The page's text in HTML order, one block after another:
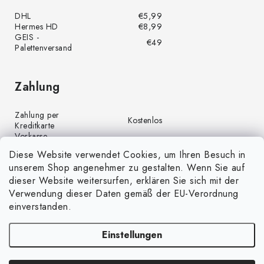
Diese Website verwendet Cookies, um Ihren Besuch in
unserem Shop angenehmer zu gestalten. Wenn Sie auf
dieser Website weitersurfen, erklären Sie sich mit der
Verwendung dieser Daten gemäß der EU-Verordnung
einverstanden.
Einstellungen
DHL
€5,99
Hermes HD
€8,99
GEIS -
Palettenversand
€49
Zahlung
Zahlung per
Kreditkarte
Kostenlos
Vorkasse
Zahlung per PayPal
Kostenlos
Nachnahme
€4,00